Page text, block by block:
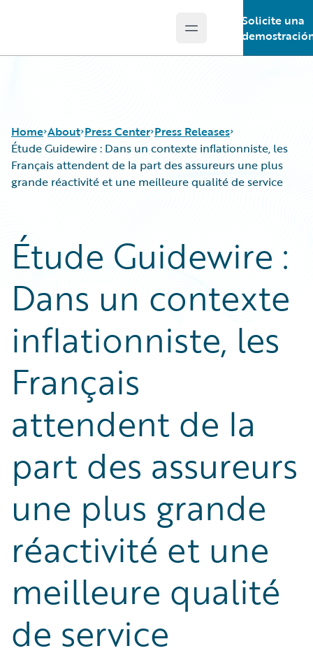
Open main menu
Solicite una
Home About Press Center Press Releases
Étude Guidewire : Dans un contexte inflationniste, les
Français attendent de la part des assureurs une plus
grande réactivité et une meilleure qualité de service
Étude Guidewire :
Dans un contexte
inflationniste, les
Français
attendent de la
part des assureurs
une plus grande
réactivité et une
meilleure qualité
de service